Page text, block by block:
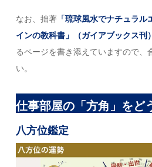
なお、拙著 「琉球風水でナチュラ
インの教科書」（ガイアブックス刊）
るページを書き添えていますので、
い。
仕事部屋の「方角」をど
八方位鑑定